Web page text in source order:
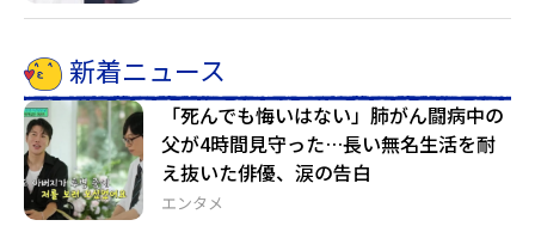
新着ニュース
エンタメ
「死んでも悔いはない」肺がん闘病中の
父が4時間見守った…長い無名生活を耐
え抜いた俳優、涙の告白